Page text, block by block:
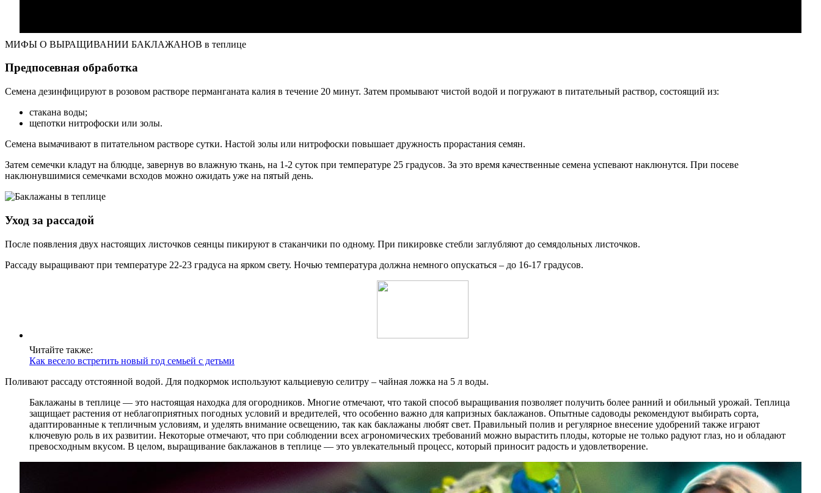
МИФЫ О ВЫРАЩИВАНИИ БАКЛАЖАНОВ в теплице
Предпосевная обработка
Семена дезинфицируют в розовом растворе перманганата калия в течение 20 минут. Затем промывают чистой водой и погружают в питательный раствор, состоящий из:
стакана воды;
щепотки нитрофоски или золы.
Семена вымачивают в питательном растворе сутки. Настой золы или нитрофоски повышает дружность прорастания семян.
Затем семечки кладут на блюдце, завернув во влажную ткань, на 1-2 суток при температуре 25 градусов. За это время качественные семена успевают наклюнутся. При посеве
наклюнувшимися семечками всходов можно ожидать уже на пятый день.
Уход за рассадой
После появления двух настоящих листочков сеянцы пикируют в стаканчики по одному. При пикировке стебли заглубляют до семядольных листочков.
Рассаду выращивают при температуре 22-23 градуса на ярком свету. Ночью температура должна немного опускаться – до 16-17 градусов.
Читайте также:
Как весело встретить новый год семьей с детьми
Поливают рассаду отстоянной водой. Для подкормок используют кальциевую селитру – чайная ложка на 5 л воды.
Баклажаны в теплице — это настоящая находка для огородников. Многие отмечают, что такой способ выращивания позволяет получить более ранний и обильный урожай. Теплица
защищает растения от неблагоприятных погодных условий и вредителей, что особенно важно для капризных баклажанов. Опытные садоводы рекомендуют выбирать сорта,
адаптированные к тепличным условиям, и уделять внимание освещению, так как баклажаны любят свет. Правильный полив и регулярное внесение удобрений также играют
ключевую роль в их развитии. Некоторые отмечают, что при соблюдении всех агрономических требований можно вырастить плоды, которые не только радуют глаз, но и обладают
превосходным вкусом. В целом, выращивание баклажанов в теплице — это увлекательный процесс, который приносит радость и удовлетворение.